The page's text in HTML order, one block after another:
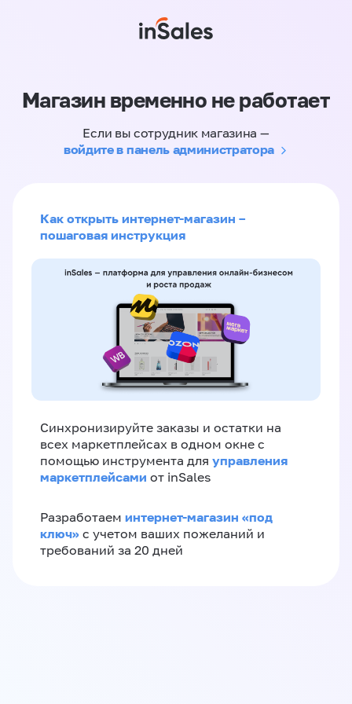
Магазин временно не работает
Если вы сотрудник магазина —
войдите в панель администратора
Как открыть интернет-магазин –
пошаговая инструкция
Синхронизируйте заказы и остатки на
всех маркетплейсах в одном окне с
помощью инструмента для управления
маркетплейсами от inSales
Разработаем интернет-магазин «‎под
ключ»‎ с учетом ваших пожеланий и
требований за 20 дней